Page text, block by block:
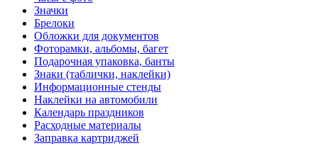
Значки
Брелоки
Обложки для документов
Фоторамки, альбомы, багет
Подарочная упаковка, банты
Знаки (таблички, наклейки)
Информационные стенды
Наклейки на автомобили
Календарь праздников
Расходные материалы
Заправка картриджей